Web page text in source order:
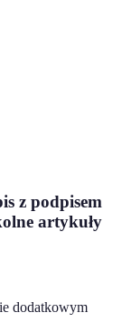
z podpisem
artykuły
dodatkowym